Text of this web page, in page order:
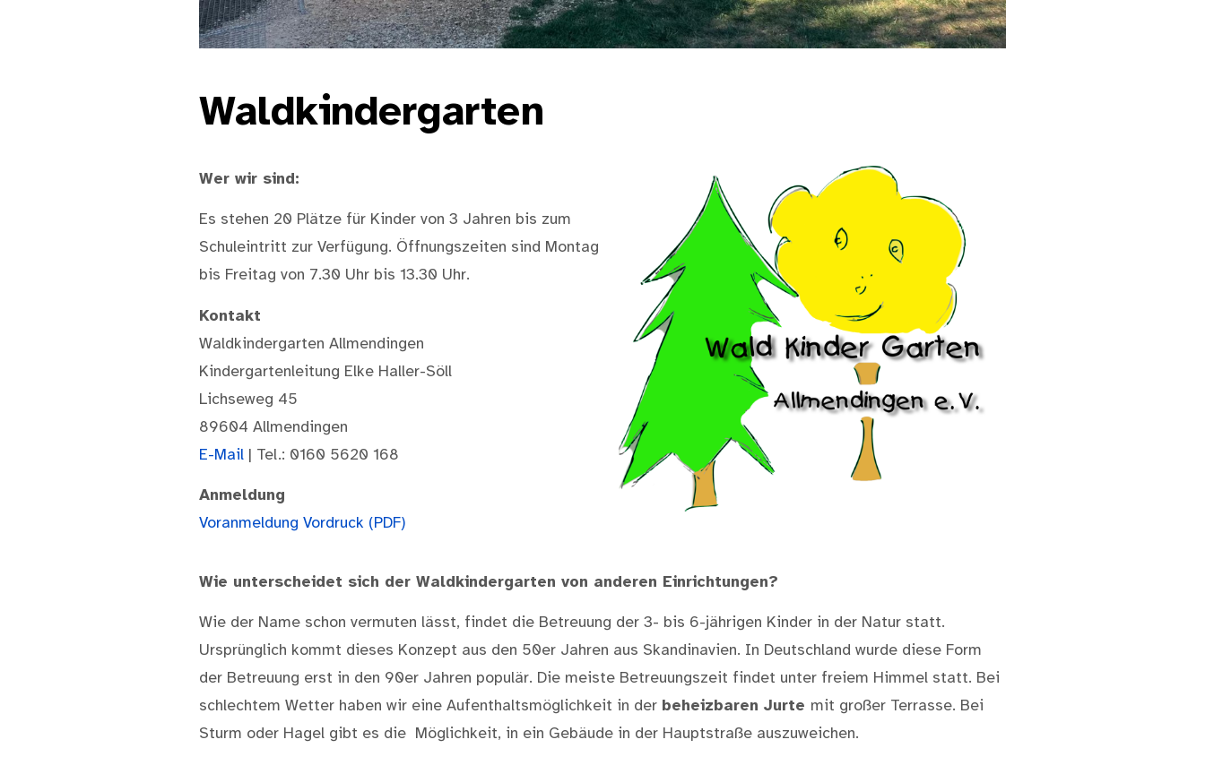
Waldkindergarten
Wer wir sind:
Es stehen 20 Plätze für Kinder von 3 Jahren bis zum
Schuleintritt zur Verfügung. Öffnungszeiten sind Montag
bis Freitag von 7.30 Uhr bis 13.30 Uhr.
Kontakt
Waldkindergarten Allmendingen
Kindergartenleitung Elke Haller-Söll
Lichseweg 45
89604 Allmendingen
E-Mail | Tel.: 0160 5620 168
Anmeldung
Voranmeldung Vordruck (PDF)
Wie unterscheidet sich der Waldkindergarten von anderen Einrichtungen?
Wie der Name schon vermuten lässt, findet die Betreuung der 3- bis 6-jährigen Kinder in der Natur statt.
Ursprünglich kommt dieses Konzept aus den 50er Jahren aus Skandinavien. In Deutschland wurde diese Form
der Betreuung erst in den 90er Jahren populär. Die meiste Betreuungszeit findet unter freiem Himmel statt. Bei
schlechtem Wetter haben wir eine Aufenthaltsmöglichkeit in der beheizbaren Jurte mit großer Terrasse. Bei
Sturm oder Hagel gibt es die Möglichkeit, in ein Gebäude in der Hauptstraße auszuweichen.